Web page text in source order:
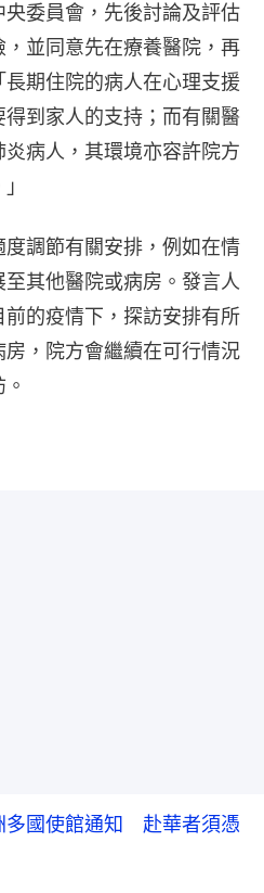
委員會，先後討論及評估
並同意先在療養醫院，再
期住院的病人在心理支援
到家人的支持；而有關醫
病人，其環境亦容許院方
調節有關安排，例如在情
其他醫院或病房。發言人
的疫情下，探訪安排有所
，院方會繼續在可行情況
多國使館通知 赴華者須憑